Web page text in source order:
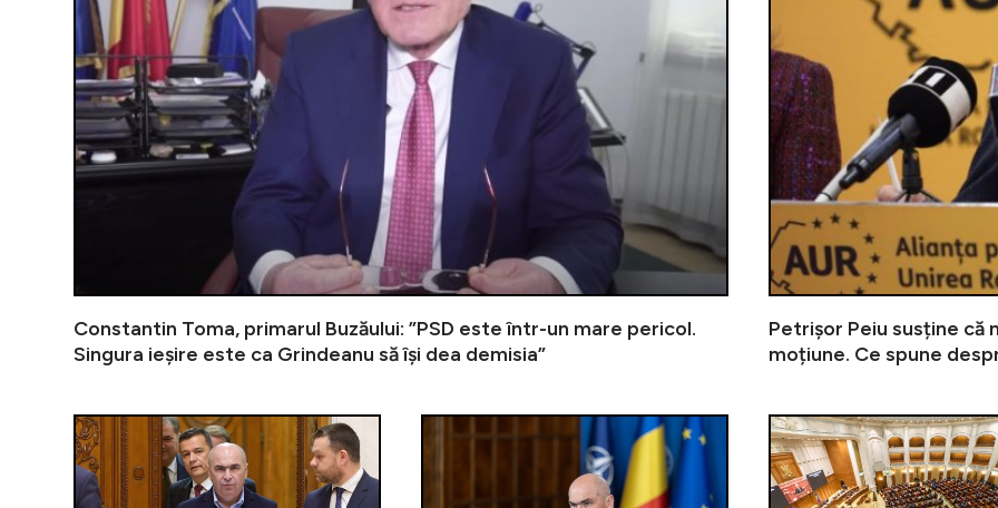
Constantin Toma, primarul Buzăului: ”PSD este într-un mare pericol.
Singura ieșire este ca Grindeanu să își dea demisia”
Petrișor Peiu susține că
moțiune. Ce spune
Ciprian Ciucu susține că Nicușor